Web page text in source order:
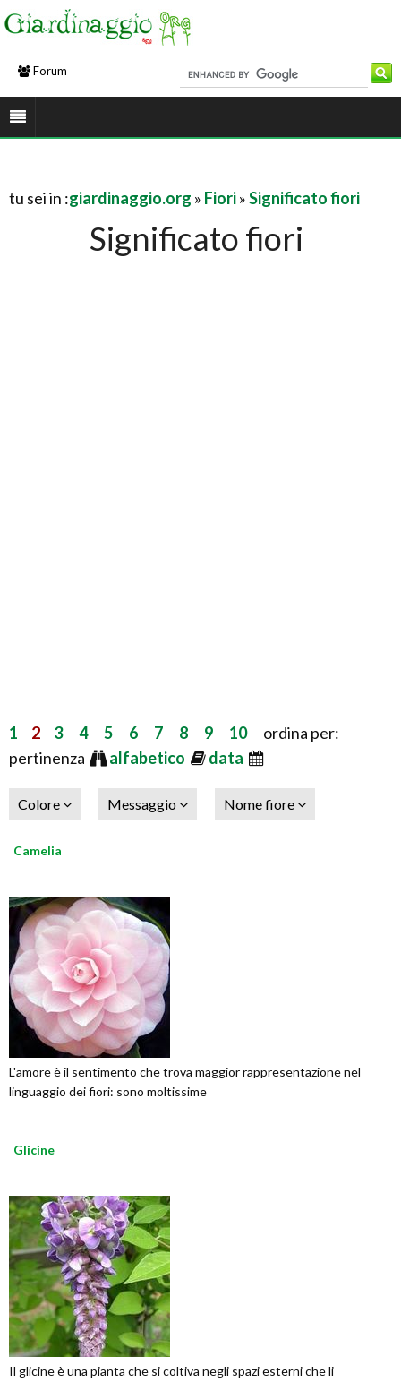
Forum
tu sei in :giardinaggio.org » Fiori»Significato fiori
Significato fiori
1 2 3 4 5 6 7 8 9 10ordina per:
pertinenza
alfabetico data
Colore Messaggio Nome fiore
Camelia
L'amore è il sentimento che trova maggior rappresentazione nel
linguaggio dei fiori: sono moltissime
Glicine
Il glicine è una pianta che si coltiva negli spazi esterni che li